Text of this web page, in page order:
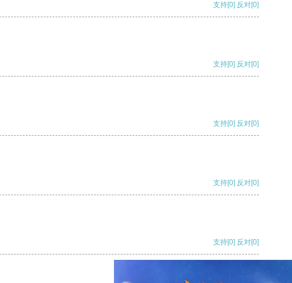
支持[0] 反对[0]
支持[0] 反对[0]
支持[0] 反对[0]
支持[0] 反对[0]
支持[0] 反对[0]